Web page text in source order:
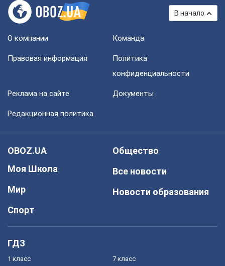
В начало
О компании Команда
Правовая информация
Политика
конфиденциальности
Реклама на сайте Документы
Редакционная политика
OBOZ.UA
Моя Школа
Мир
Спорт
Общество
Все новости
Новости образования
ГДЗ
1 класс 7 класс